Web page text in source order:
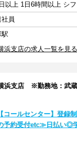
員
駅
支店の求人一覧を見る
浜支店 ※勤務地：武
【コールセンター】登録
予約受付etc≫日払い◎